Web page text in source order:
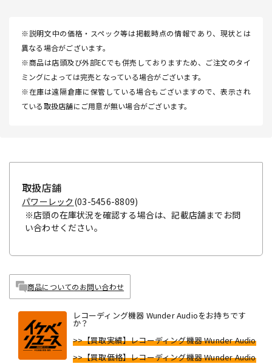
※説明文中の価格・スペック等は掲載時点の情報であり、現状とは
異なる場合がございます。
※商品は店頭及び外部ECでも併売しておりますため、ご注文のタイ
ミングによっては完売となっている場合がございます。
※在庫は遠隔倉庫に保管している場合もございますので、表示され
ている取扱店舗にご用意が無い場合がございます。
取扱店舗
パワーレック (03-5456-8809)
※店頭の在庫状況を確認する場合は、記載店舗までお問
い合わせください。
商品についてのお問い合わせ
レコーディング機器 Wunder Audioをお持ちです
か？
>>【買取実績】レコーディング機器 Wunder Audio
>>【買取価格】レコーディング機器 Wunder Audio